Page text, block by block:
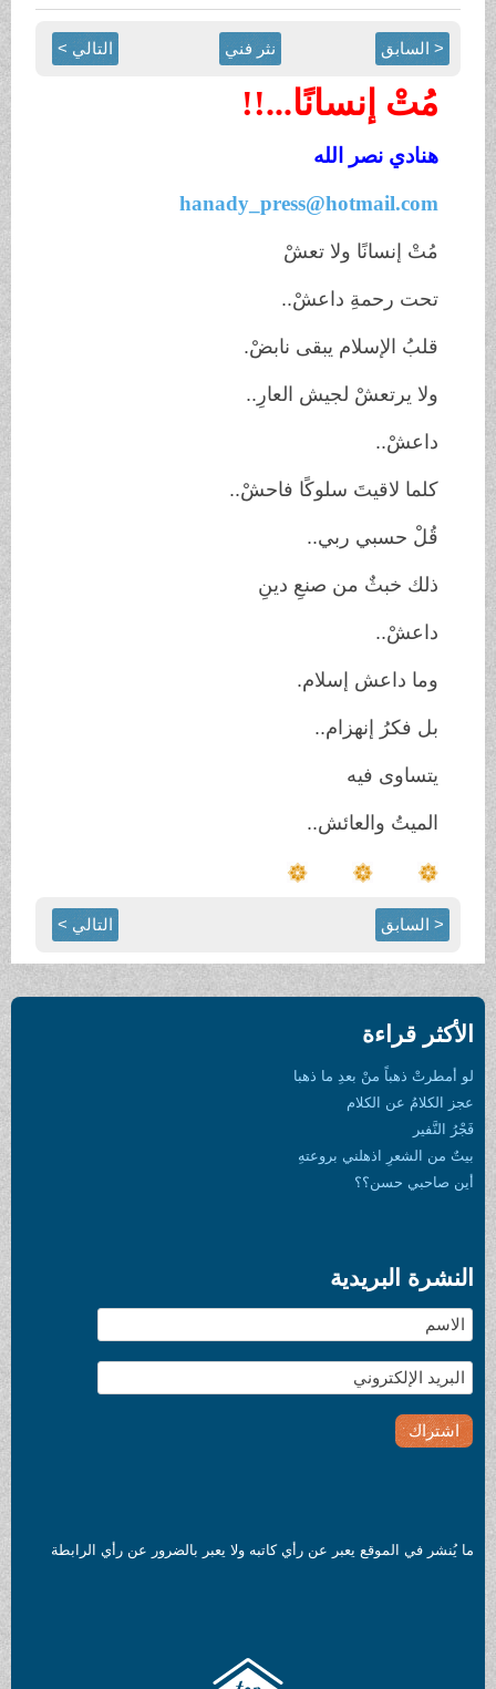
< السابق نثر فني التالي >
مُتْ إنسانًا...!!
هنادي نصر الله
hanady_press@hotmail.com
مُتْ إنسانًا ولا تعشْ
تحت رحمةِ داعشْ..
قلبُ الإسلام يبقى نابضْ.
ولا يرتعشْ لجيش العارِ..
داعشْ..
كلما لاقيتَ سلوكًا فاحشْ..
قُلْ حسبي ربي ..
ذلك خبثٌ من صنعِ دينِ
داعشْ..
وما داعش إسلام.
بل فكرُ إنهزام ..
يتساوى فيه
الميتُ والعائش..
< السابق التالي >
الأكثر قراءة
لو أمطرتْ ذهباً منْ بعدِ ما ذهبا
عجز الكلامُ عن الكلام
فَجْرُ النَّفير
بيتٌ من الشعرِ اذهلني بروعتهِ
أين صاحبي حسن؟؟
النشرة البريدية
ما يُنشر في الموقع يعبر عن رأي كاتبه ولا يعبر بالضرور عن رأي الرابطة